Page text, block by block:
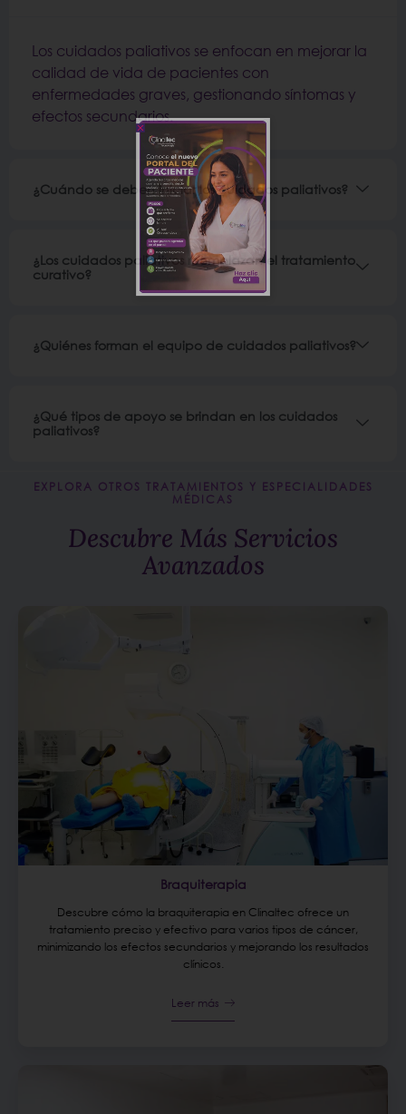
Los cuidados paliativos se enfocan en mejorar la
calidad de vida de pacientes con
enfermedades graves, gestionando síntomas y
efectos secundarios.
¿Cuándo se deben iniciar los cuidados paliativos?
¿Los cuidados paliativos reemplazan el tratamiento
curativo?
¿Quiénes forman el equipo de cuidados paliativos?
¿Qué tipos de apoyo se brindan en los cuidados
paliativos?
EXPLORA OTROS TRATAMIENTOS Y ESPECIALIDADES
MÉDICAS
Descubre Más Servicios
Avanzados
Braquiterapia
Descubre cómo la braquiterapia en Clinaltec ofrece un
tratamiento preciso y efectivo para varios tipos de cáncer,
minimizando los efectos secundarios y mejorando los resultados
clínicos.
Leer más